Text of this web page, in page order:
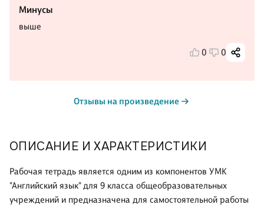
ОПИСАНИЕ И ХАРАКТЕРИСТИКИ
Рабочая тетрадь является одним из компонентов УМК
"Английский язык" для 9 класса общеобразовательных
учреждений и предназначена для самостоятельной работы
Минусы
выше
0 0
Отзывы на произведение